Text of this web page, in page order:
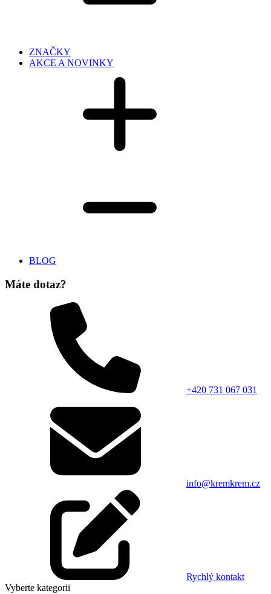
ZNAČKY
AKCE A NOVINKY
BLOG
Máte dotaz?
+420 731 067 031
info@kremkrem.cz
Rychlý kontakt
Vyberte kategorii